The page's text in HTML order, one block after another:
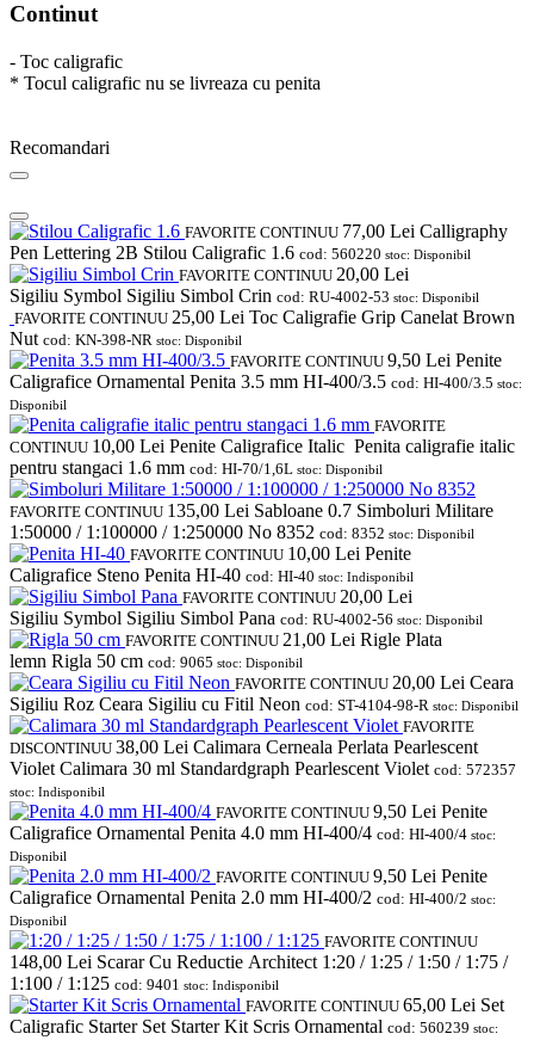
Continut
- Toc caligrafic
* Tocul caligrafic nu se livreaza cu penita
Recomandari
FAVORITE CONTINUU 77,00 Lei Calligraphy
Pen Lettering 2B Stilou Caligrafic 1.6 cod: 560220 stoc: Disponibil
FAVORITE CONTINUU 20,00 Lei
Sigiliu Symbol Sigiliu Simbol Crin cod: RU-4002-53 stoc: Disponibil
FAVORITE CONTINUU 25,00 Lei Toc Caligrafie Grip Canelat Brown
Nut cod: KN-398-NR stoc: Disponibil
FAVORITE CONTINUU 9,50 Lei Penite
Caligrafice Ornamental Penita 3.5 mm HI-400/3.5 cod: HI-400/3.5 stoc:
Disponibil
FAVORITE
CONTINUU 10,00 Lei Penite Caligrafice Italic Penita caligrafie italic
pentru stangaci 1.6 mm cod: HI-70/1,6L stoc: Disponibil
FAVORITE CONTINUU 135,00 Lei Sabloane 0.7 Simboluri Militare
1:50000 / 1:100000 / 1:250000 No 8352 cod: 8352 stoc: Disponibil
FAVORITE CONTINUU 10,00 Lei Penite
Caligrafice Steno Penita HI-40 cod: HI-40 stoc: Indisponibil
FAVORITE CONTINUU 20,00 Lei
Sigiliu Symbol Sigiliu Simbol Pana cod: RU-4002-56 stoc: Disponibil
FAVORITE CONTINUU 21,00 Lei Rigle Plata
lemn Rigla 50 cm cod: 9065 stoc: Disponibil
FAVORITE CONTINUU 20,00 Lei Ceara
Sigiliu Roz Ceara Sigiliu cu Fitil Neon cod: ST-4104-98-R stoc: Disponibil
FAVORITE
DISCONTINUU 38,00 Lei Calimara Cerneala Perlata Pearlescent
Violet Calimara 30 ml Standardgraph Pearlescent Violet cod: 572357
stoc: Indisponibil
FAVORITE CONTINUU 9,50 Lei Penite
Caligrafice Ornamental Penita 4.0 mm HI-400/4 cod: HI-400/4 stoc:
Disponibil
FAVORITE CONTINUU 9,50 Lei Penite
Caligrafice Ornamental Penita 2.0 mm HI-400/2 cod: HI-400/2 stoc:
Disponibil
FAVORITE CONTINUU
148,00 Lei Scarar Cu Reductie Architect 1:20 / 1:25 / 1:50 / 1:75 /
1:100 / 1:125 cod: 9401 stoc: Indisponibil
FAVORITE CONTINUU 65,00 Lei Set
Caligrafic Starter Set Starter Kit Scris Ornamental cod: 560239 stoc: